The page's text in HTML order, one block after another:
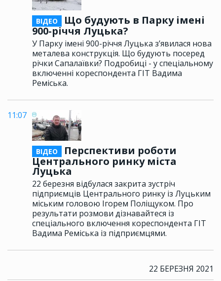
ВІДЕО
Що будують в Парку імені
900-річчя Луцька?
У Парку імені 900-річчя Луцька з’явилася нова
металева конструкція. Що будують посеред
річки Сапалаївки? Подробиці - у спеціальному
включенні кореспондента ГІТ Вадима
Реміська.
11:07
ВІДЕО
Перспективи роботи
Центрального ринку міста
Луцька
22 березня відбулася закрита зустріч
підприємців Центрального ринку із Луцьким
міським головою Ігорем Поліщуком. Про
результати розмови дізнавайтеся із
спеціального включення кореспондента ГІТ
Вадима Реміська із підприємцями.
22 БЕРЕЗНЯ 2021